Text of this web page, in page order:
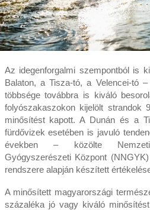
Az idegenforgalmi szempontból is
Balaton, a Tisza-tó, a Velencei-tó
többsége továbbra is kiváló
folyószakaszokon kijelölt strandok
minősítést kapott. A Dunán és a
fürdővizek esetében is javuló
években – közölte
Gyógyszerészeti Központ
rendszere alapján készített
A minősített magyarországi
százaléka jó vagy kiváló